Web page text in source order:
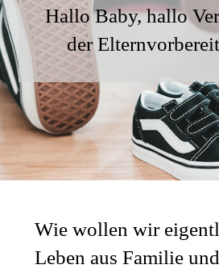
Hallo Baby, hallo
der
Wie wollen wir
Leben aus Familie